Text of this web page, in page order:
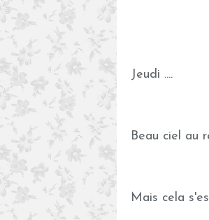
Jeudi ....
Beau ciel au
Mais cela